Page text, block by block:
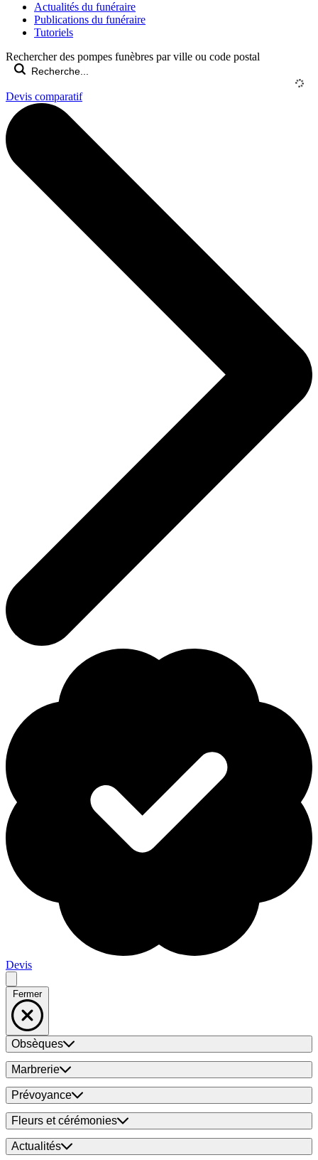
Actualités du funéraire
Publications du funéraire
Tutoriels
Rechercher des pompes funèbres par ville ou code postal
Devis comparatif
Devis
Fermer
Obsèques
Marbrerie
Prévoyance
Fleurs et cérémonies
Actualités